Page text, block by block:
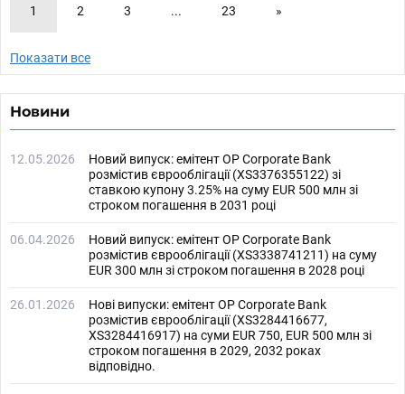
1 2 3 ... 23 »
Показати все
Новини
12.05.2026
Новий випуск: емітент OP Corporate Bank
розмістив єврооблігації (XS3376355122) зі
ставкою купону 3.25% на суму EUR 500 млн зі
строком погашення в 2031 році
06.04.2026
Новий випуск: емітент OP Corporate Bank
розмістив єврооблігації (XS3338741211) на суму
EUR 300 млн зі строком погашення в 2028 році
26.01.2026
Нові випуски: емітент OP Corporate Bank
розмістив єврооблігації (XS3284416677,
XS3284416917) на суми EUR 750, EUR 500 млн зі
строком погашення в 2029, 2032 роках
відповідно.